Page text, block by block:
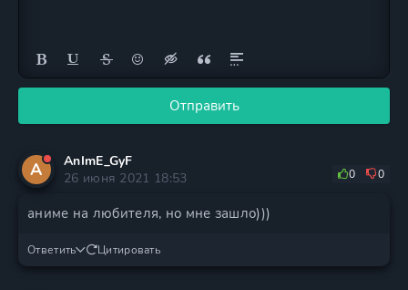
Отправить
A
AnImE_GyF
26 июня 2021 18:53
0 0
аниме на любителя, но мне зашло)))
Ответить Цитировать